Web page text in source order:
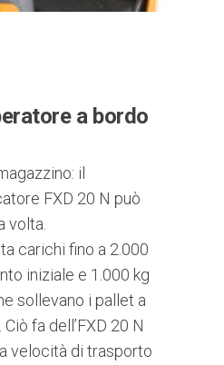
a bordo
il
FXD 20 N può
volta.
carichi fino a 2.000
iniziale e 1.000 kg
sollevano i pallet a
fa dell’FXD 20 N
velocità di trasporto